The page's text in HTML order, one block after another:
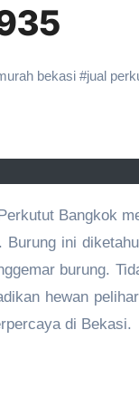
bekasi #jual
Bangkok
ini
burung.
hewan
di Bekasi.